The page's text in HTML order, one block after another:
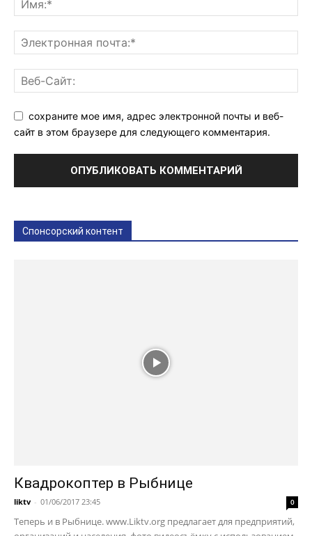
сохраните мое имя, адрес электронной почты и веб-
сайт в этом браузере для следующего комментария.
Спонсорский контент
Квадрокоптер в Рыбнице
liktv - 01/06/2017 23:45 0
Теперь и в Рыбнице. www.Liktv.org предлагает для предприятий,